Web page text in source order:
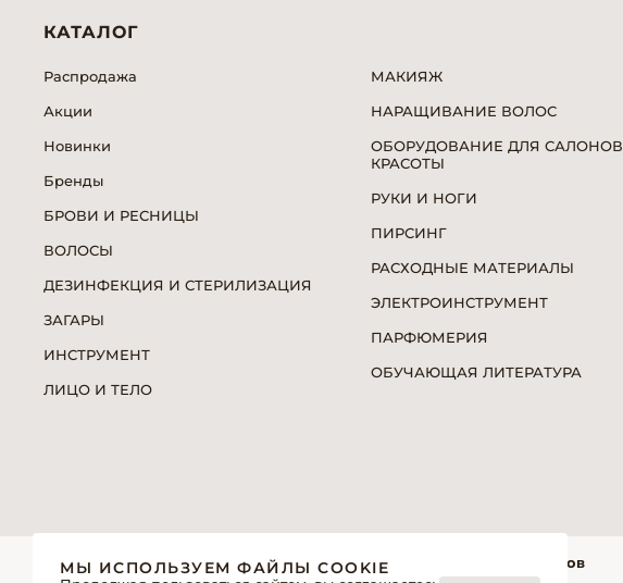
КАТАЛОГ
Распродажа
Акции
Новинки
Бренды
БРОВИ И РЕСНИЦЫ
ВОЛОСЫ
ДЕЗИНФЕКЦИЯ И СТЕРИЛИЗАЦИЯ
ЗАГАРЫ
ИНСТРУМЕНТ
ЛИЦО И ТЕЛО
МАКИЯЖ
НАРАЩИВАНИЕ ВОЛОС
ОБОРУДОВАНИЕ ДЛЯ САЛОНОВ
КРАСОТЫ
РУКИ И НОГИ
ПИРСИНГ
РАСХОДНЫЕ МАТЕРИАЛЫ
ЭЛЕКТРОИНСТРУМЕНТ
ПАРФЮМЕРИЯ
ОБУЧАЮЩАЯ ЛИТЕРАТУРА
© 2026 «Модерн»— Косметика и оборудование для профессионалов
МЫ ИСПОЛЬЗУЕМ ФАЙЛЫ COOKIE